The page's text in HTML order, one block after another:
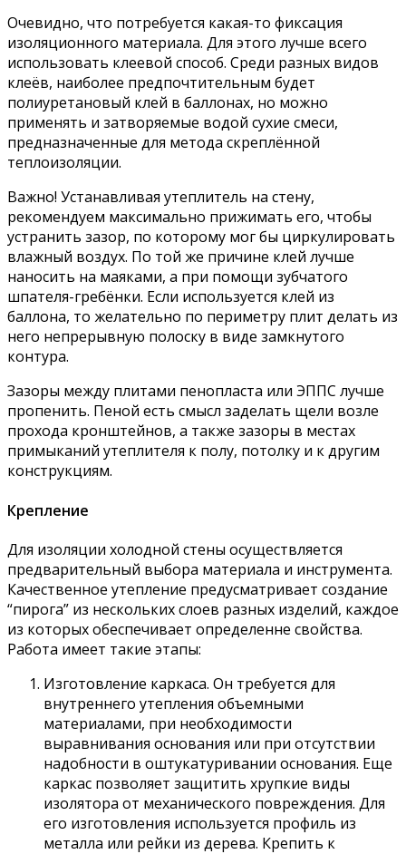
Очевидно, что потребуется какая-то фиксация
изоляционного материала. Для этого лучше всего
использовать клеевой способ. Среди разных видов
клеёв, наиболее предпочтительным будет
полиуретановый клей в баллонах, но можно
применять и затворяемые водой сухие смеси,
предназначенные для метода скреплённой
теплоизоляции.
Важно! Устанавливая утеплитель на стену,
рекомендуем максимально прижимать его, чтобы
устранить зазор, по которому мог бы циркулировать
влажный воздух. По той же причине клей лучше
наносить на маяками, а при помощи зубчатого
шпателя-гребёнки. Если используется клей из
баллона, то желательно по периметру плит делать из
него непрерывную полоску в виде замкнутого
контура.
Зазоры между плитами пенопласта или ЭППС лучше
пропенить. Пеной есть смысл заделать щели возле
прохода кронштейнов, а также зазоры в местах
примыканий утеплителя к полу, потолку и к другим
конструкциям.
Крепление
Для изоляции холодной стены осуществляется
предварительный выбора материала и инструмента.
Качественное утепление предусматривает создание
“пирога” из нескольких слоев разных изделий, каждое
из которых обеспечивает определенне свойства.
Работа имеет такие этапы:
Изготовление каркаса. Он требуется для
внутреннего утепления объемными
материалами, при необходимости
выравнивания основания или при отсутствии
надобности в оштукатуривании основания. Еще
каркас позволяет защитить хрупкие виды
изолятора от механического повреждения. Для
его изготовления используется профиль из
металла или рейки из дерева. Крепить к